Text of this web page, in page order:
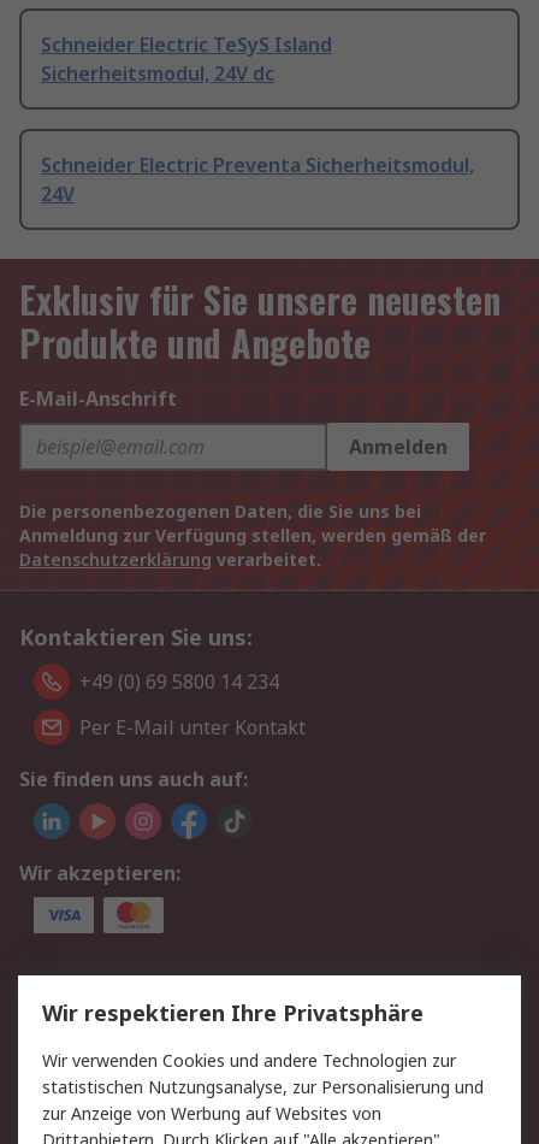
Schneider Electric TeSyS Island
Sicherheitsmodul, 24V dc
Schneider Electric Preventa Sicherheitsmodul,
24V
Exklusiv für Sie unsere neuesten
Produkte und Angebote
E-Mail-Anschrift
Anmelden
Die personenbezogenen Daten, die Sie uns bei
Anmeldung zur Verfügung stellen, werden gemäß der
Datenschutzerklärung verarbeitet.
Kontaktieren Sie uns:
+49 (0) 69 5800 14 234
Per E-Mail unter Kontakt
Sie finden uns auch auf:
Wir akzeptieren:
Service
Value Added Services
Lieferlösungen
Rücksendungen
Kontakt
Hilfe
Privatkunden
Wir respektieren Ihre Privatsphäre
Wir verwenden Cookies und andere Technologien zur
statistischen Nutzungsanalyse, zur Personalisierung und
zur Anzeige von Werbung auf Websites von